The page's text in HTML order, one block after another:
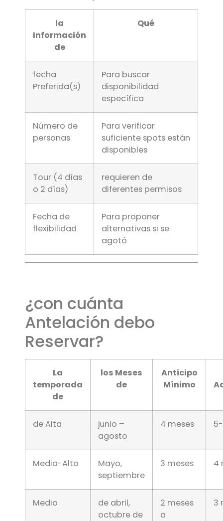
la
Información
de
Qué
fecha
Preferida(s)
Para buscar
disponibilidad
específica
Número de
personas
Para verificar
suficiente spots están
disponibles
Tour (4 días
o 2 días)
requieren de
diferentes permisos
Fecha de
flexibilidad
Para proponer
alternativas si se
agotó
¿con cuánta
Antelación debo
Reservar?
La
temporada
de
los Meses
de
Anticipo
Mínimo
de Alta
junio –
agosto
4 meses
Medio-Alto
Mayo,
septiembre
3 meses 4
Medio
de abril,
octubre de
2 meses
a
3